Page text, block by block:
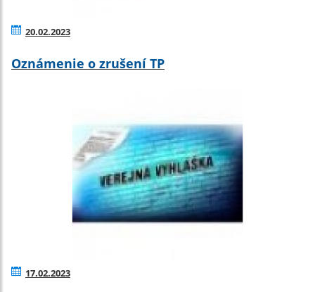
20.02.2023
Oznámenie o zrušení TP
17.02.2023